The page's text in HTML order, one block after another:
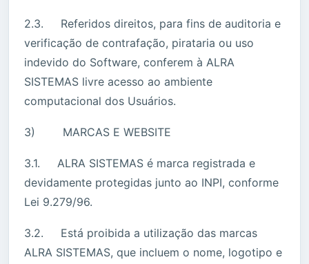
2.3. Referidos direitos, para fins de auditoria e
verificação de contrafação, pirataria ou uso
indevido do Software, conferem à ALRA
SISTEMAS livre acesso ao ambiente
computacional dos Usuários.
3) MARCAS E WEBSITE
3.1. ALRA SISTEMAS é marca registrada e
devidamente protegidas junto ao INPI, conforme
Lei 9.279/96.
3.2. Está proibida a utilização das marcas
ALRA SISTEMAS, que incluem o nome, logotipo e